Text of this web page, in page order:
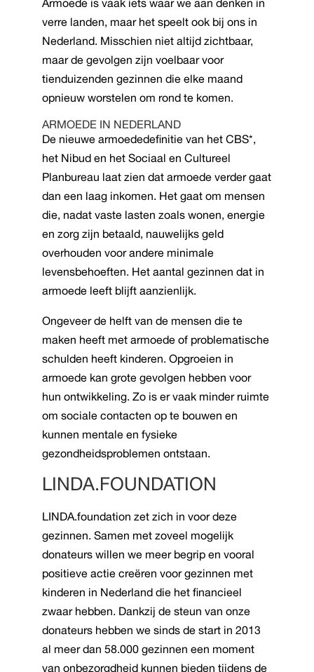
Armoede is vaak iets waar we aan denken in
verre landen, maar het speelt ook bij ons in
Nederland. Misschien niet altijd zichtbaar,
maar de gevolgen zijn voelbaar voor
tienduizenden gezinnen die elke maand
opnieuw worstelen om rond te komen.
ARMOEDE IN NEDERLAND
De nieuwe armoededefinitie van het CBS*,
het Nibud en het Sociaal en Cultureel
Planbureau laat zien dat armoede verder gaat
dan een laag inkomen. Het gaat om mensen
die, nadat vaste lasten zoals wonen, energie
en zorg zijn betaald, nauwelijks geld
overhouden voor andere minimale
levensbehoeften. Het aantal gezinnen dat in
armoede leeft blijft aanzienlijk.
Ongeveer de helft van de mensen die te
maken heeft met armoede of problematische
schulden heeft kinderen. Opgroeien in
armoede kan grote gevolgen hebben voor
hun ontwikkeling. Zo is er vaak minder ruimte
om sociale contacten op te bouwen en
kunnen mentale en fysieke
gezondheidsproblemen ontstaan.
LINDA.FOUNDATION
LINDA.foundation zet zich in voor deze
gezinnen. Samen met zoveel mogelijk
donateurs willen we meer begrip en vooral
positieve actie creëren voor gezinnen met
kinderen in Nederland die het financieel
zwaar hebben. Dankzij de steun van onze
donateurs hebben we sinds de start in 2013
al meer dan 58.000 gezinnen een moment
van onbezorgdheid kunnen bieden tijdens de